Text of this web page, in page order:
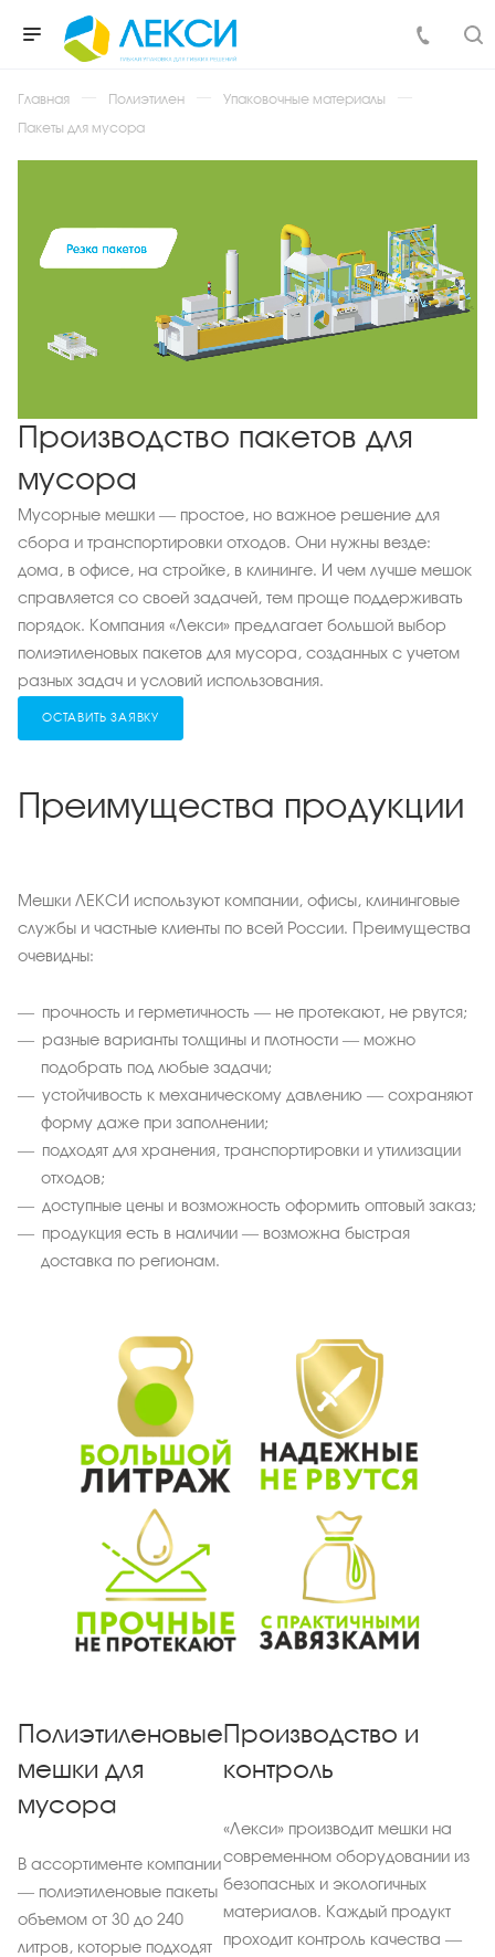
Главная Полиэтилен Упаковочные материалы
Пакеты для мусора
Производство пакетов для
мусора
Мусорные мешки — простое, но важное решение для
сбора и транспортировки отходов. Они нужны везде:
дома, в офисе, на стройке, в клининге. И чем лучше мешок
справляется со своей задачей, тем проще поддерживать
порядок. Компания «Лекси» предлагает большой выбор
полиэтиленовых пакетов для мусора, созданных с учетом
разных задач и условий использования.
ОСТАВИТЬ ЗАЯВКУ
Преимущества продукции
Мешки ЛЕКСИ используют компании, офисы, клининговые
службы и частные клиенты по всей России. Преимущества
очевидны:
прочность и герметичность — не протекают, не рвутся;
разные варианты толщины и плотности — можно
подобрать под любые задачи;
устойчивость к механическому давлению — сохраняют
форму даже при заполнении;
подходят для хранения, транспортировки и утилизации
отходов;
доступные цены и возможность оформить оптовый заказ;
продукция есть в наличии — возможна быстрая
доставка по регионам.
Полиэтиленовые
мешки для
мусора
В ассортименте компании
— полиэтиленовые пакеты
объемом от 30 до 240
литров, которые подходят
Производство и
контроль
«Лекси» производит мешки на
современном оборудовании из
безопасных и экологичных
материалов. Каждый продукт
проходит контроль качества —